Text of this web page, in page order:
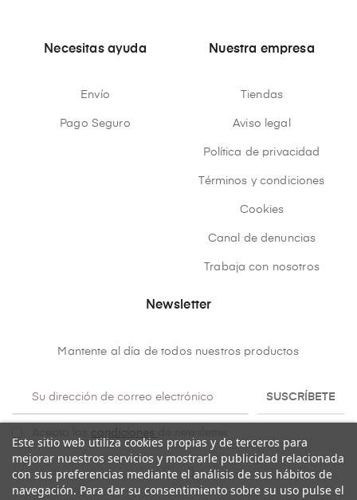
Necesitas ayuda
Envío
Pago Seguro
Nuestra empresa
Tiendas
Aviso legal
Política de privacidad
Términos y condiciones
Cookies
Canal de denuncias
Trabaja con nosotros
Newsletter
Mantente al día de todos nuestros productos
SUSCRÍBETE
condiciones
Este sitio web utiliza cookies propias y de terceros para
mejorar nuestros servicios y mostrarle publicidad relacionada
con sus preferencias mediante el análisis de sus hábitos de
navegación. Para dar su consentimiento sobre su uso pulse el